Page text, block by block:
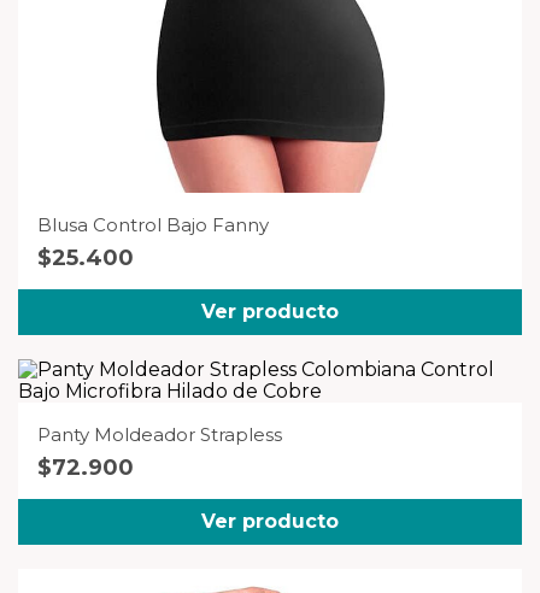
Blusa Control Bajo Fanny
$25.400
Ver producto
Panty Moldeador Strapless
$72.900
Ver producto